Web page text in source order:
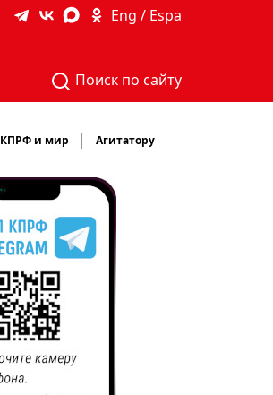
Eng / Espa
Поиск по сайту
КПРФ и мир Агитатору